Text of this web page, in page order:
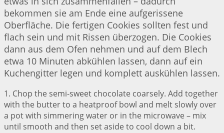
bekommen sie am Ende eine aufgerissene
Oberfläche. Die fertigen Cookies sollten fest und
flach sein und mit Rissen überzogen. Die Cookies
dann aus dem Ofen nehmen und auf dem Blech
etwa 10 Minuten abkühlen lassen, dann auf ein
Kuchengitter legen und komplett auskühlen lassen.
1. Chop the semi-sweet chocolate coarsely. Add together
with the butter to a heatproof bowl and melt slowly over
a pot with simmering water or in the microwave – mix
until smooth and then set aside to cool down a bit.